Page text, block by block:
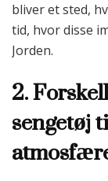
bliver et sted,
tid, hvor disse
Jorden.
2.
sengetøj